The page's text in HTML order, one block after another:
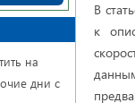
В
к
на
дни с